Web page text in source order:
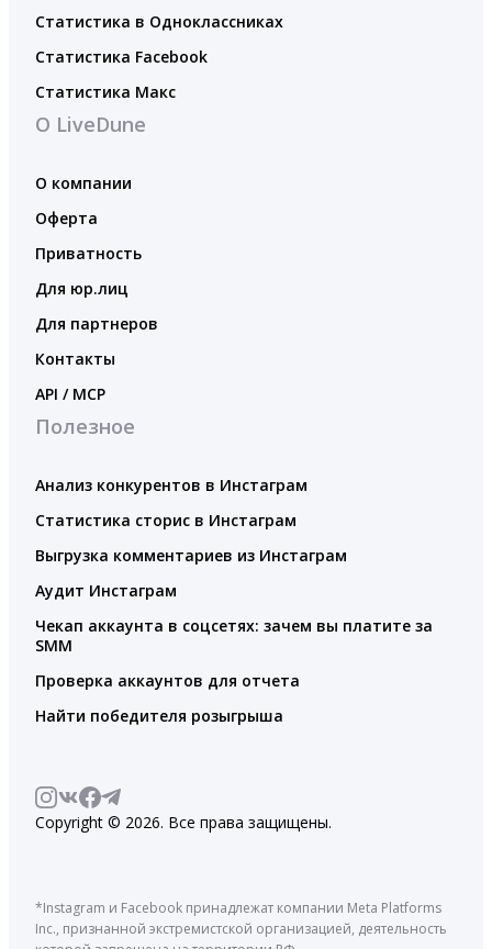
Статистика в Одноклассниках
Статистика Facebook
Статистика Макс
О LiveDune
О компании
Оферта
Приватность
Для юр.лиц
Для партнеров
Контакты
API / MCP
Полезное
Анализ конкурентов в Инстаграм
Статистика сторис в Инстаграм
Выгрузка комментариев из Инстаграм
Аудит Инстаграм
Чекап аккаунта в соцсетях: зачем вы платите за
SMM
Проверка аккаунтов для отчета
Найти победителя розыгрыша
Copyright © 2026. Все права защищены.
*Instagram и Facebook принадлежат компании Meta Platforms
Inc., признанной экстремистской организацией, деятельность